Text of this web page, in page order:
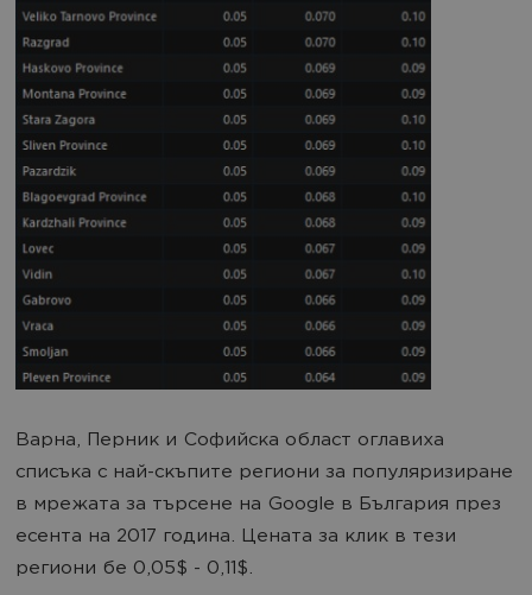
Варна, Перник и Софийска област оглавиха
списъка с най-скъпите региони за популяризиране
в мрежата за търсене на Google в България през
есента на 2017 година. Цената за клик в тези
региони бе 0,05$ - 0,11$.